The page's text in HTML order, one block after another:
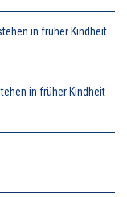
in früher Kindheit
in früher Kindheit